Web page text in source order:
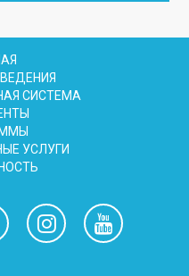
СИСТЕМА
УСЛУГИ